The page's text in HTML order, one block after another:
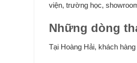
viện, trường học,
Những dòng
Tại Hoàng Hải, khách